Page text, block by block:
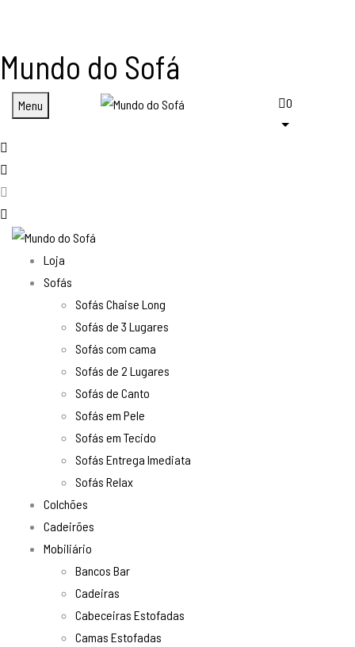
Mundo do Sofá
Menu 0
Loja
Sofás
Sofás Chaise Long
Sofás de 3 Lugares
Sofás com cama
Sofás de 2 Lugares
Sofás de Canto
Sofás em Pele
Sofás em Tecido
Sofás Entrega Imediata
Sofás Relax
Colchões
Cadeirões
Mobiliário
Bancos Bar
Cadeiras
Cabeceiras Estofadas
Camas Estofadas